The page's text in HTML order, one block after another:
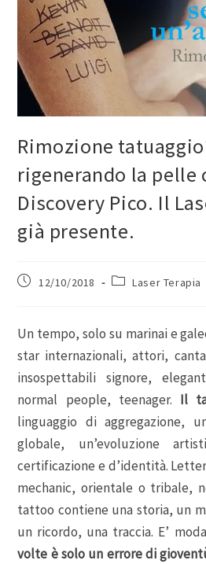
Rimozione
rigenerando la pelle
Discovery Pico. Il
già presente.
12/10/2018 Laser Terapia
Un tempo, solo su marinai e
star internazionali, attori,
insospettabili signore,
normal people, teenager. Il
linguaggio di aggregazione,
globale, un’evoluzione
certificazione e d’identità.
mechanic, orientale o tribale,
tattoo contiene una storia, un
un ricordo, una traccia. E’
volte è solo un errore di